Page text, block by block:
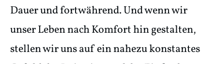
Dauer und fortwährend. Und wenn wir
unser Leben nach Komfort hin gestalten,
stellen wir uns auf ein nahezu konstantes